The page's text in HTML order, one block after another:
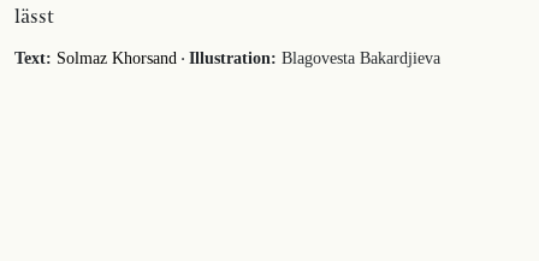
lässt
Text: Solmaz Khorsand · Illustration: Blagovesta Bakardjieva